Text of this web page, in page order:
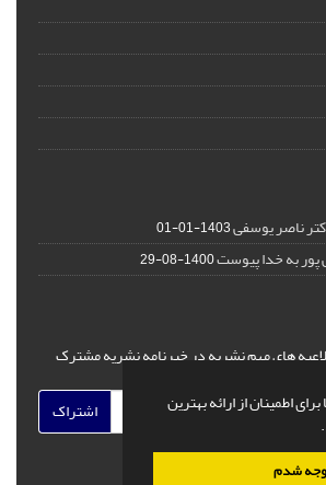
اطمینان از ارائه بهترین
شدم
ناصر یوسفی1403-01-01
پور به خدا پیوست1400-08-29
های مهم نشریه در خبرنامه نشریه مشترک
اشتراک